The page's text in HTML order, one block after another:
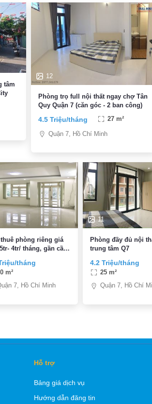
tâm
12
Phòng trọ full nội thất ngay chợ Tân
Quy Quận 7 (căn góc - 2 ban công)
4.5 Triệu/tháng 27 m²
Quận 7, Hồ Chí Minh
phòng riêng giá
4tr/ tháng, gần cầu
tháng
m²
7, Hồ Chí Minh
11
Phòng đầy đủ nội
trung tâm Q7
4.2 Triệu/tháng
25 m²
Quận 7, Hồ Chí
Hỗ trợ
Bảng giá dịch vụ
Hướng dẫn đăng tin